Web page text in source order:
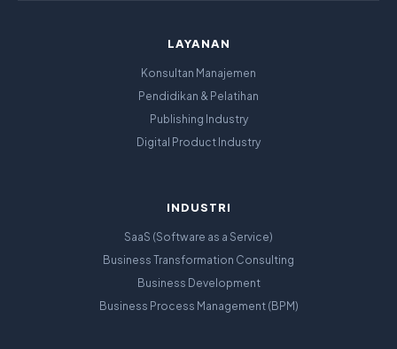
LAYANAN
Konsultan Manajemen
Pendidikan & Pelatihan
Publishing Industry
Digital Product Industry
INDUSTRI
SaaS (Software as a Service)
Business Transformation Consulting
Business Development
Business Process Management (BPM)